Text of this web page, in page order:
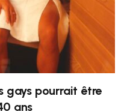
gays pourrait être
ans